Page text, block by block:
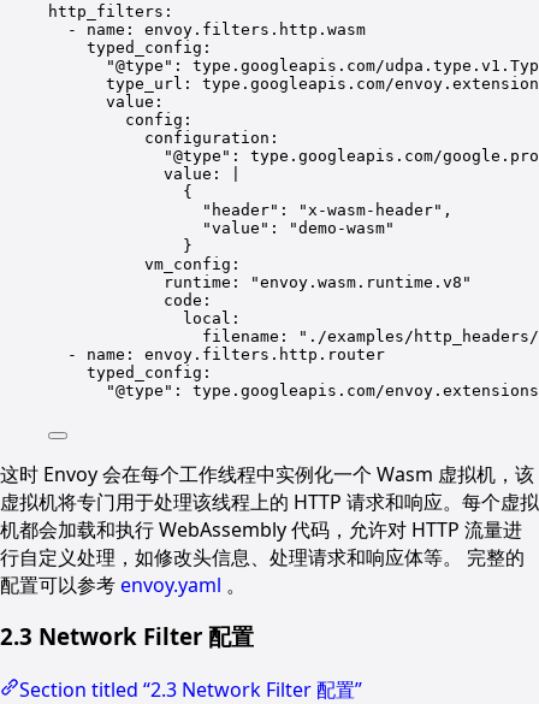
http_filters :
- name : envoy.filters.http.wasm
typed_config :
"@type " : type.googleapis.com/
type_url : type.googleapis.com/
value :
config :
configuration :
"@type " : type.googleapis.com/
value :
{
"header": "x-wasm-header",
"value": "demo-wasm"
}
vm_config :
runtime : "envoy.wasm.runtime.v8 "
code :
local :
filename : " ./examples/http_headers/
- name : envoy.filters.http.router
typed_config :
"@type " : type.googleapis.com/
这时 Envoy 会在每个工作线程中实例化一个 Wasm 虚拟机，该
虚拟机将专门用于处理该线程上的 HTTP 请求和响应。每个虚拟
机都会加载和执行 WebAssembly 代码，允许对 HTTP 流量进
行自定义处理，如修改头信息、处理请求和响应体等。 完整的
配置可以参考envoy.yaml 。
2.3 Network Filter 配置
Section titled “2.3 Network Filter 配置”